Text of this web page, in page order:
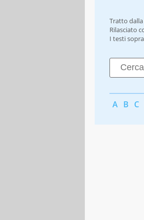
Tratto
Rilasciato
I testi
A B C